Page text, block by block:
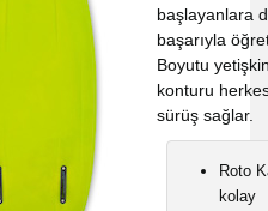
başlayanlara
başarıyla
Boyutu
konturu
sürüş sağlar.
Roto
kolay